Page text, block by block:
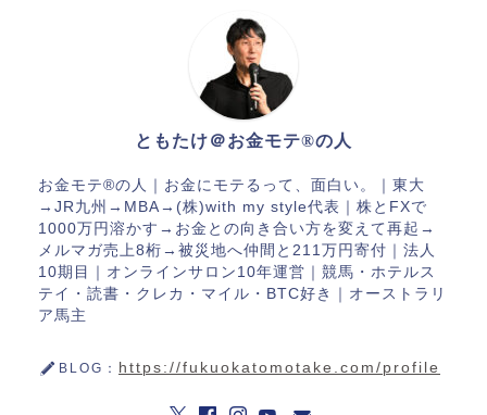
ともたけ＠お金モテ®の人
お金モテ®︎の人｜お金にモテるって、面白い。｜東大
→JR九州→MBA→(株)with my style代表｜株とFXで
1000万円溶かす→お金との向き合い方を変えて再起→
メルマガ売上8桁→被災地へ仲間と211万円寄付｜法人
10期目｜オンラインサロン10年運営｜競馬・ホテルス
テイ・読書・クレカ・マイル・BTC好き｜オーストラリ
ア馬主
BLOG： https://fukuokatomotake.com/profile